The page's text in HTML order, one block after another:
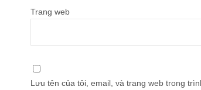
Trang web
Lưu tên của tôi, email, và trang web trong